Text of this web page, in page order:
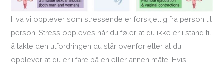
Hva vi opplever som stressende er forskjellig fra person til
person. Stress oppleves når du føler at du ikke er i stand til
å takle den utfordringen du står ovenfor eller at du
opplever at du er i fare på en eller annen måte. Hvis